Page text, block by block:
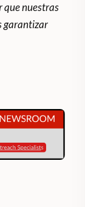
que nuestras
garantizar